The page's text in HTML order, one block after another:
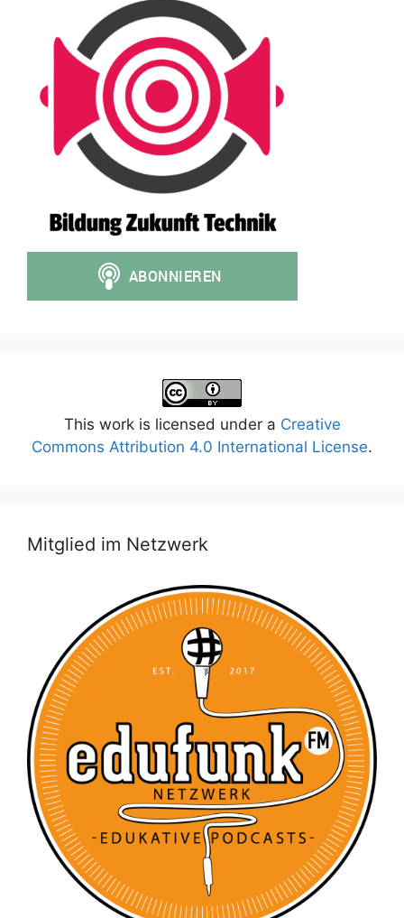
This work is licensed under a Creative
Commons Attribution 4.0 International License.
Mitglied im Netzwerk